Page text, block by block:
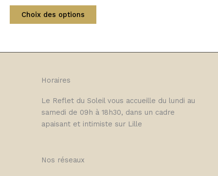
Choix des options
Horaires
Le Reflet du Soleil vous accueille du lundi au
samedi de 09h à 18h30, dans un cadre
apaisant et intimiste sur Lille
Nos réseaux